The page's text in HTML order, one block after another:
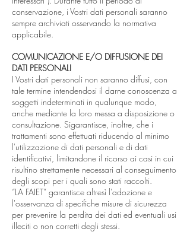
conservazione, i Vostri dati personali saranno
sempre archiviati osservando la normativa
applicabile.
COMUNICAZIONE E/O DIFFUSIONE DEI
DATI PERSONALI
I Vostri dati personali non saranno diffusi, con
tale termine intendendosi il darne conoscenza a
soggetti indeterminati in qualunque modo,
anche mediante la loro messa a disposizione o
consultazione. Sigarantisce, inoltre, che i
trattamenti sono effettuati riducendo al minimo
l'utilizzazione di dati personali e di dati
identificativi, limitandone il ricorso ai casi in cui
risultino strettamente necessari al conseguimento
degli scopi per i quali sono stati raccolti.
“LA FAIET” garantisce altresì l'adozione e
l'osservanza di specifiche misure di sicurezza
per prevenire la perdita dei dati ed eventuali usi
illeciti o non corretti degli stessi.